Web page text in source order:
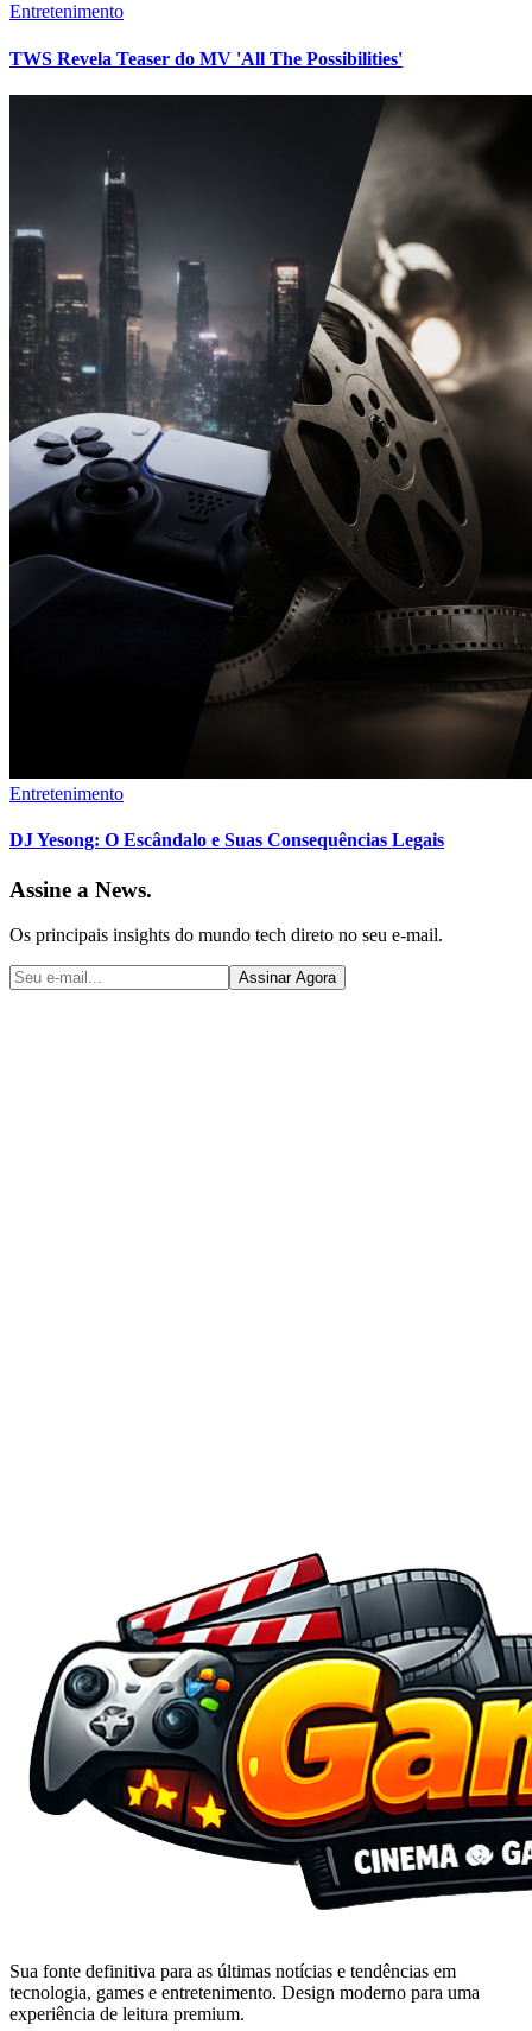
Entretenimento
TWS Revela Teaser do MV 'All The Possibilities'
Entretenimento
DJ Yesong: O Escândalo e Suas Consequências Legais
Assine a News.
Os principais insights do mundo tech direto no seu e-mail.
Assinar Agora
Sua fonte definitiva para as últimas notícias e tendências em
tecnologia, games e entretenimento. Design moderno para uma
experiência de leitura premium.